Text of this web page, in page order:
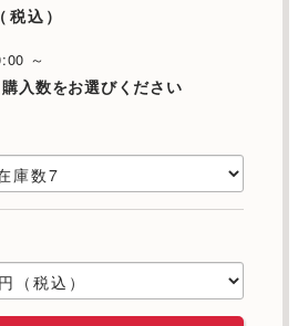
（税込）
～
入数をお選びください